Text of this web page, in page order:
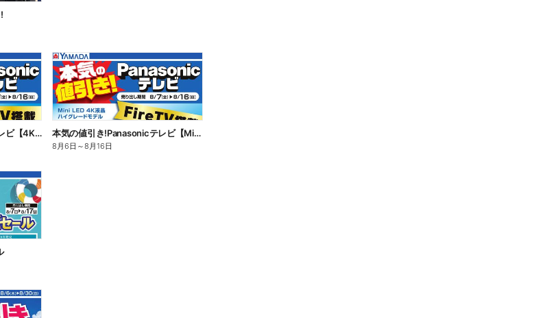
本気の値引き!Panasonicテレビ【4K有機EL】 本気の値引き!Panasonicテレビ【Mini LED 4K液晶】
8月6日 ～8月16日